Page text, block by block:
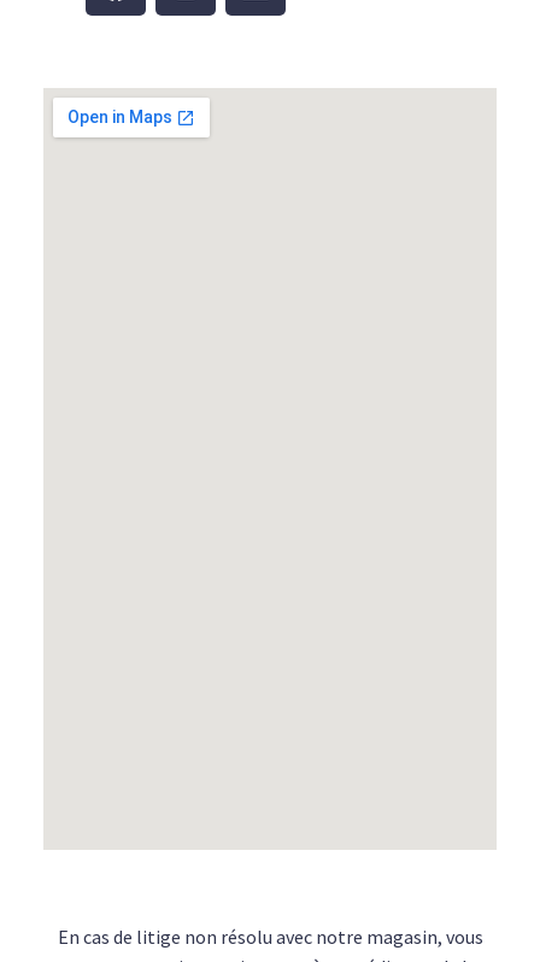
En cas de litige non résolu avec notre magasin, vous